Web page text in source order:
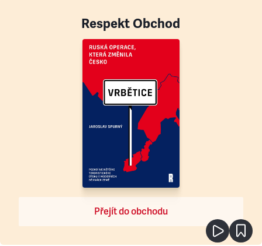
Respekt Obchod
Přejít do obchodu